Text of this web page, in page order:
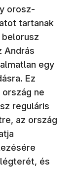
orosz-
tartanak
András
egy
Ez
ne
reguláris
az ország
és